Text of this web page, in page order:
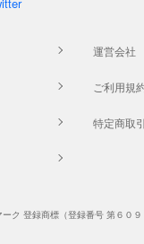
運営会社
ご利用規
特定商取